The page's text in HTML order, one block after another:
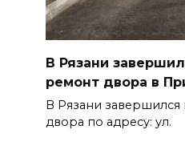
В Рязани
ремонт двора в
В Рязани
двора по адресу: ул.